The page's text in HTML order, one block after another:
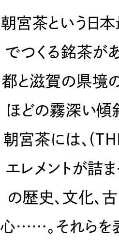
朝宮茶という日
でつくる銘茶が
都と滋賀の県境
ほどの霧深い傾
朝宮茶には、
エレメントが詰
の歴史、文化、
心……。それらを